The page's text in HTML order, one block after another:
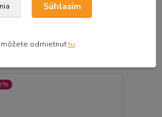
Pridať do košíka
Súhlasím
môžete odmietnuťtu.